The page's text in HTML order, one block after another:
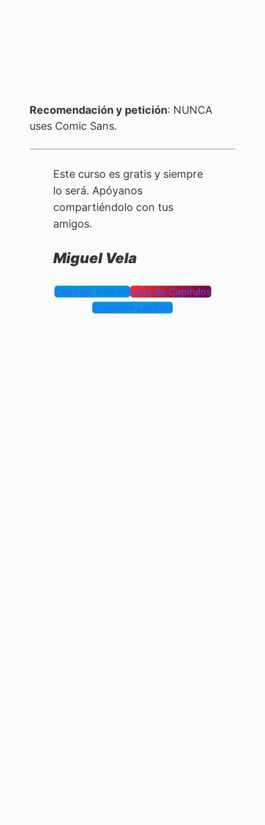
Recomendación y petición: NUNCA
uses Comic Sans.
Este curso es gratis y siempre
lo será. Apóyanos
compartiéndolo con tus
amigos.
Miguel Vela
Capítulo anteriorLista de Capítulos
Siguiente capítulo